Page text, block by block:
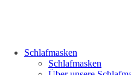
Schlafmasken
Schlafmasken